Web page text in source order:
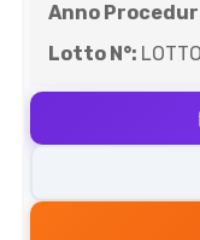
Anno
Lotto N°: